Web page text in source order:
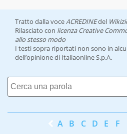
Tratto dalla voceACREDINEdel
Rilasciato con licenza Creative
allo stesso modo
I testi sopra riportati non sono in
dell’opinione di Italiaonline S.p.A.
A B C D E F